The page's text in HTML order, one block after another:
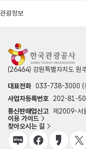
관광정보
(26464) 강원특별자치도 원
대표전화 033-738-3000 (
사업자등록번호
202-81-
통신판매업신고 제2009-서
이용 가이드
찾아오시는 길